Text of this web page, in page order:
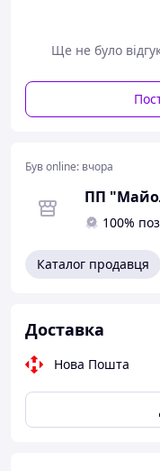
Замовляйте!
Зв'язатися з нами
так само написавши
Viber: +380676724997;
Ще не було
Був online: вчора
ПП
100%
Каталог продавця
Доставка
Нова Пошта